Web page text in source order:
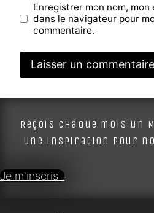
Enregistrer mon nom,
dans le navigateur pour
commentaire.
Alternative:
Reçois chaque mois un
une inspiration pour
Je m'inscris !